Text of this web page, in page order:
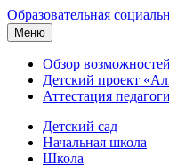
Образовательная
Меню
Обзор возможностей
Детский проект
Аттестация
Детский сад
Начальная школа
Школа